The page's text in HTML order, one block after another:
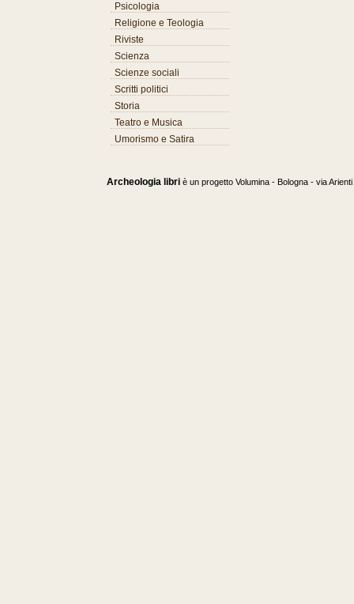
Psicologia
Religione e Teologia
Riviste
Scienza
Scienze sociali
Scritti politici
Storia
Teatro e Musica
Umorismo e Satira
Archeologia libri è un progetto Volumina - Bologna - via